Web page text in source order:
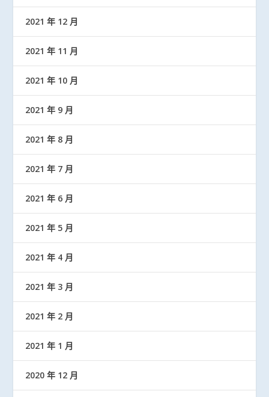
2021 年 12 月
2021 年 11 月
2021 年 10 月
2021 年 9 月
2021 年 8 月
2021 年 7 月
2021 年 6 月
2021 年 5 月
2021 年 4 月
2021 年 3 月
2021 年 2 月
2021 年 1 月
2020 年 12 月